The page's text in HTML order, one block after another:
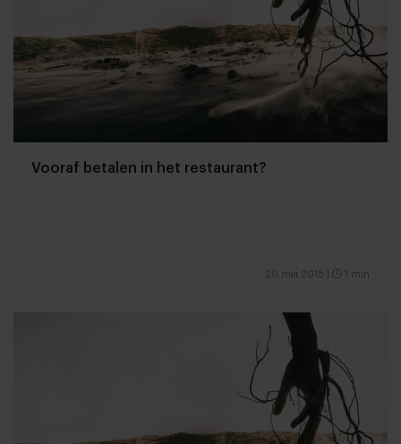
Vooraf betalen in het restaurant?
20 mei 2015 1 min